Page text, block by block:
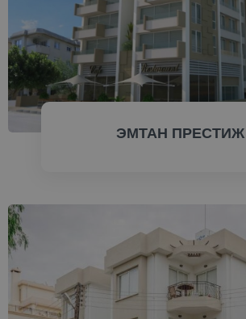
ЭМТАН ПРЕСТИЖ
ПРОВЕРИТЬ СЕЙЧАС